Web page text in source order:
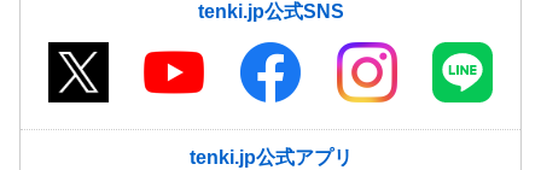
tenki.jp公式SNS
tenki.jp公式アプリ